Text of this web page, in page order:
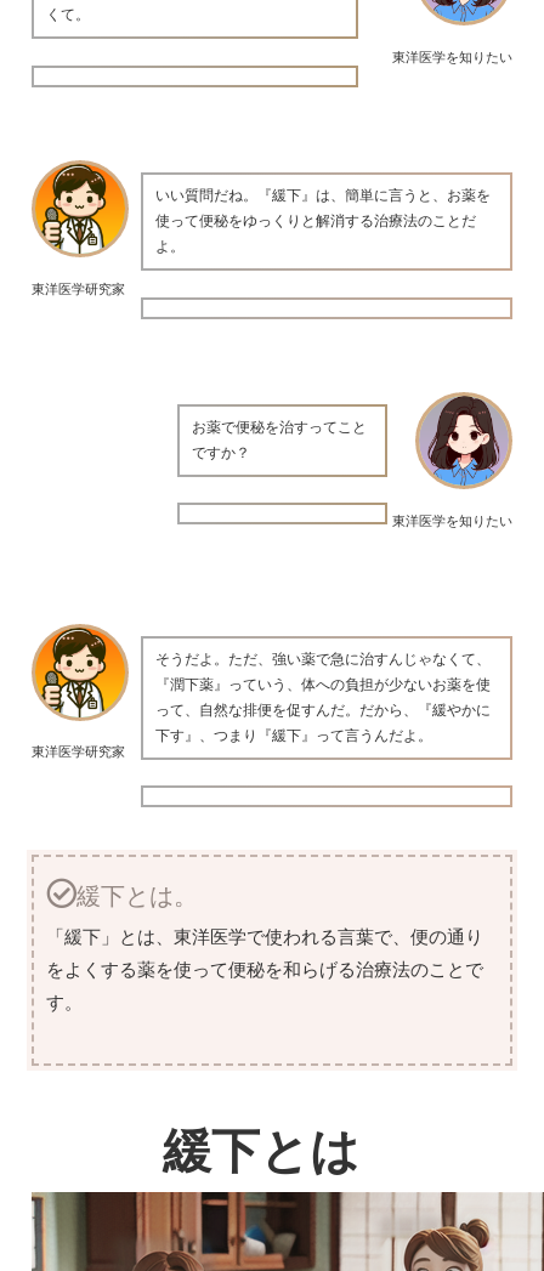
東洋医学を知りたい
くて。
東洋医学研究家
いい質問だね。『緩下』は、簡単に言うと、お薬を
使って便秘をゆっくりと解消する治療法のことだ
よ。
東洋医学を知りたい
お薬で便秘を治すってこと
ですか？
東洋医学研究家
そうだよ。ただ、強い薬で急に治すんじゃなくて、
『潤下薬』っていう、体への負担が少ないお薬を使
って、自然な排便を促すんだ。だから、『緩やかに
下す』、つまり『緩下』って言うんだよ。
緩下とは。
「緩下」とは、東洋医学で使われる言葉で、便の通り
をよくする薬を使って便秘を和らげる治療法のことで
す。
緩下とは